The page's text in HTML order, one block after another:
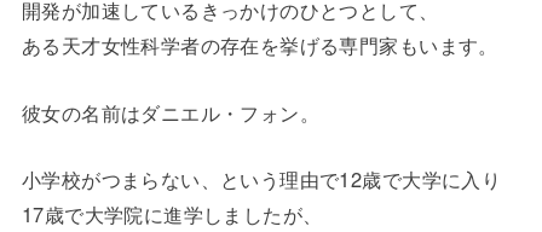
開発が加速しているきっかけのひとつとして、
ある天才女性科学者の存在を挙げる専門家もいます。
彼女の名前はダニエル・フォン。
小学校がつまらない、という理由で12歳で大学に入り
17歳で大学院に進学しましたが、